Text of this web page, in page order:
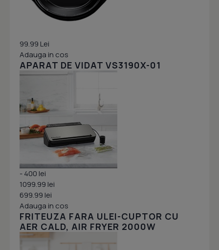
99.99 Lei
Adauga in cos
APARAT DE VIDAT VS3190X-01
- 400 lei
1099.99 lei
699.99 lei
Adauga in cos
FRITEUZA FARA ULEI-CUPTOR CU
AER CALD, AIR FRYER 2000W